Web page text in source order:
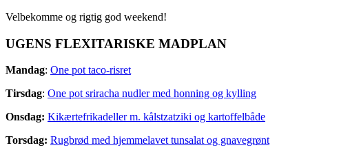
Velbekomme og rigtig god weekend!
UGENS FLEXITARISKE MADPLAN
Mandag: One pot taco-risret
Tirsdag: One pot sriracha nudler med honning og kylling
Onsdag: Kikærtefrikadeller m. kålstzatziki og kartoffelbåde
Torsdag: Rugbrød med hjemmelavet tunsalat og gnavegrønt